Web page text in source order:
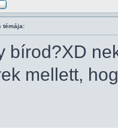
témája:
bírod?XD
mellett,